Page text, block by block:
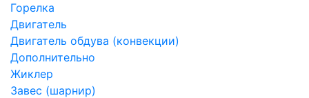
Горелка
Двигатель
Двигатель обдува (конвекции)
Дополнительно
Жиклер
Завес (шарнир)